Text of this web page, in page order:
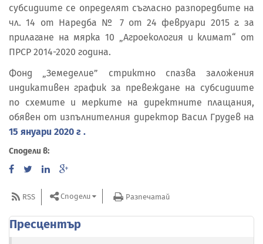
субсидиите се определят съгласно разпоредбите на
чл. 14 от Наредба № 7 от 24 февруари 2015 г. за
прилагане на мярка 10 „Агроекология и климат“ от
ПРСР 2014-2020 година.
Фонд „Земеделие” стриктно спазва заложения
индикативен график за превеждане на субсидиите
по схемите и мерките на директните плащания,
обявен от изпълнителния директор Васил Грудев на
15 януари 2020 г .
Сподели в:
RSS Сподели Разпечатай
Пресцентър